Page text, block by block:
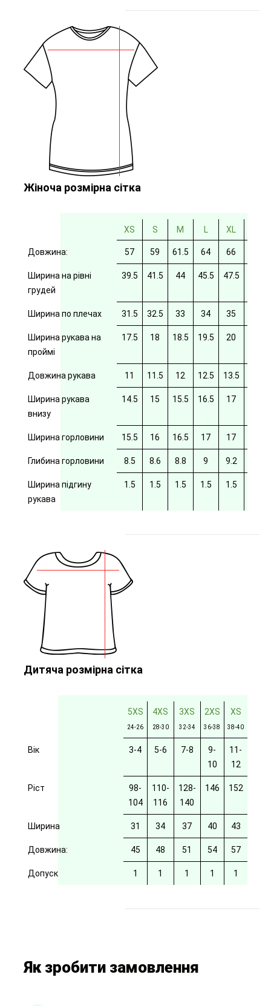
Жіноча розмірна сітка
XS S M L XL
Довжина: 57 59 61.5 64 66
Ширина на рівні
грудей
39.5 41.5 44 45.5 47.5
Ширина по плечах 31.5 32.5 33 34 35
Ширина рукава на
проймі
17.5 18 18.5 19.5 20
Довжина рукава 11 11.5 12 12.5 13.5
Ширина рукава
внизу
14.5 15 15.5 16.5 17
Ширина горловини 15.5 16 16.5 17 17
Глибина горловини 8.5 8.6 8.8 9 9.2
Ширина підгину
рукава
1.5 1.5 1.5 1.5 1.5
Дитяча розмірна сітка
5XS
24-26
4XS
28-30
3XS
32-34
2XS
36-38
XS
38-40
Вік 3-4 5-6 7-8
9-
10
11-
12
Ріст
98-
104
110-
116
128-
140
146 152
Ширина 31 34 37 40 43
Довжина: 45 48 51 54 57
Допуск 1 1 1 1 1
Як зробити замовлення